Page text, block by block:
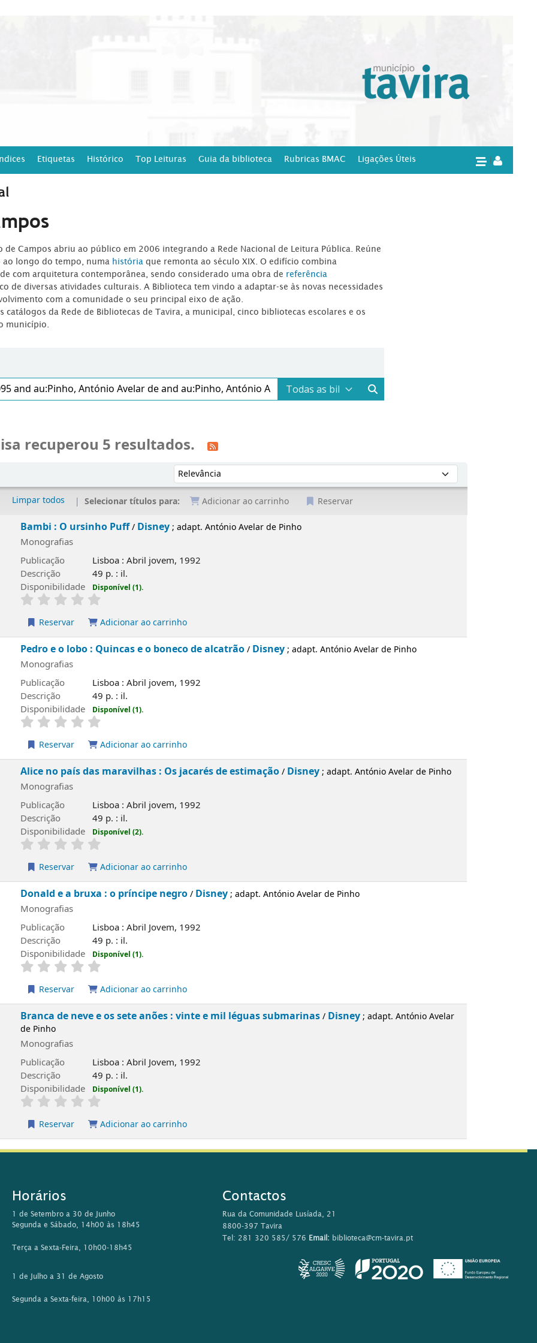
Etiquetas Histórico Top Leituras Guia da biblioteca Rubricas BMAC Ligações Úteis
de Campos abriu ao público em 2006 integrando a Rede Nacional de Leitura Pública. Reúne
ao longo do tempo, numa história que remonta ao século XIX. O edifício combina
com arquitetura contemporânea, sendo considerado uma obra de referência
de diversas atividades culturais. A Biblioteca tem vindo a adaptar-se às novas necessidades
com a comunidade o seu principal eixo de ação.
catálogos da Rede de Bibliotecas de Tavira, a municipal, cinco bibliotecas escolares e os
município.
recuperou 5 resultados.
Ordenar por:
Limpar todos Selecionar títulos para: Adicionar ao carrinho Reservar
Bambi : O ursinho Puff/ Disney; adapt. António Avelar de Pinho
Monografias
Publicação
Lisboa : Abril jovem, 1992
Descrição
49 p. : il.
Disponibilidade
Disponível (1).
Reservar Adicionar ao carrinho
Pedro e o lobo : Quincas e o boneco de alcatrão/ Disney; adapt. António Avelar de Pinho
Monografias
Publicação
Lisboa : Abril jovem, 1992
Descrição
49 p. : il.
Disponibilidade
Disponível (1).
Reservar Adicionar ao carrinho
Alice no país das maravilhas : Os jacarés de estimação/ Disney; adapt. António Avelar de Pinho
Monografias
Publicação
Lisboa : Abril jovem, 1992
Descrição
49 p. : il.
Disponibilidade
Disponível (2).
Reservar Adicionar ao carrinho
Donald e a bruxa : o príncipe negro/ Disney; adapt. António Avelar de Pinho
Monografias
Publicação
Lisboa : Abril Jovem, 1992
Descrição
49 p. : il.
Disponibilidade
Disponível (1).
Reservar Adicionar ao carrinho
Branca de neve e os sete anões : vinte e mil léguas submarinas/ Disney; adapt. António Avelar
de Pinho
Monografias
Publicação
Lisboa : Abril Jovem, 1992
Descrição
49 p. : il.
Disponibilidade
Disponível (1).
Reservar Adicionar ao carrinho
Horários
1 de Setembro a 30 de Junho
Segunda e Sábado, 14h00 às 18h45
Terça a Sexta-Feira, 10h00-18h45
1 de Julho a 31 de Agosto
Segunda a Sexta-feira, 10h00 às 17h15
Contactos
Rua da Comunidade Lusíada, 21
8800-397 Tavira
Tel: 281 320 585/ 576 Email: biblioteca@cm-tavira.pt